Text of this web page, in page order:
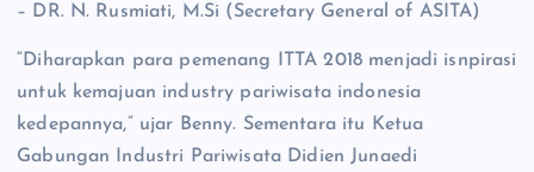
– DR. N. Rusmiati, M.Si (Secretary General of ASITA)
“Diharapkan para pemenang ITTA 2018 menjadi isnpirasi
untuk kemajuan industry pariwisata indonesia
kedepannya,” ujar Benny. Sementara itu Ketua
Gabungan Industri Pariwisata Didien Junaedi